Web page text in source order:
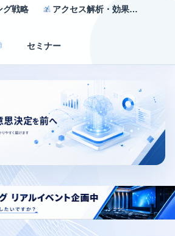
グ戦略 アクセス解析・効果測定
セミナー